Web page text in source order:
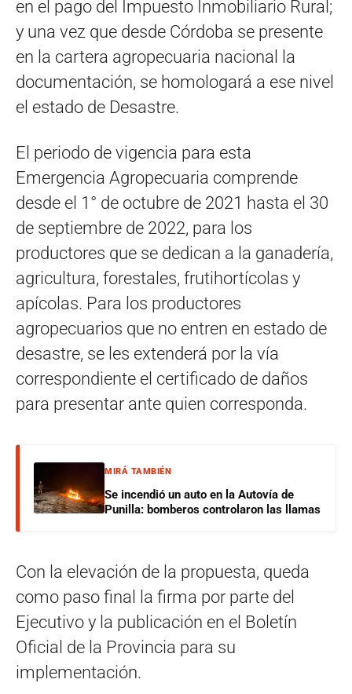
en el pago del Impuesto Inmobiliario Rural;
y una vez que desde Córdoba se presente
en la cartera agropecuaria nacional la
documentación, se homologará a ese nivel
el estado de Desastre.
El periodo de vigencia para esta
Emergencia Agropecuaria comprende
desde el 1° de octubre de 2021 hasta el 30
de septiembre de 2022, para los
productores que se dedican a la ganadería,
agricultura, forestales, frutihortícolas y
apícolas. Para los productores
agropecuarios que no entren en estado de
desastre, se les extenderá por la vía
correspondiente el certificado de daños
para presentar ante quien corresponda.
MIRÁ TAMBIÉN
Se incendió un auto en la Autovía de
Punilla: bomberos controlaron las llamas
Con la elevación de la propuesta, queda
como paso final la firma por parte del
Ejecutivo y la publicación en el Boletín
Oficial de la Provincia para su
implementación.